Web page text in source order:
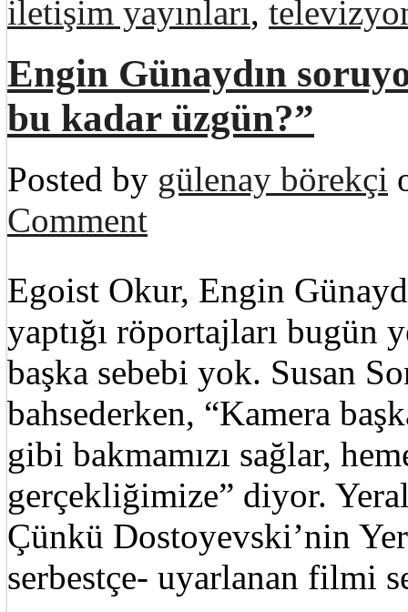
iletişim yayınları,
Engin Günaydın
bu kadar üzgün?”
Posted by gülenay börekçi
Comment
Egoist Okur, Engin
yaptığı röportajları bugün
başka sebebi yok. Susan
bahsederken, “Kamera
gibi bakmamızı sağlar,
gerçekliğimize” diyor.
Çünkü Dostoyevski’nin
serbestçe- uyarlanan filmi